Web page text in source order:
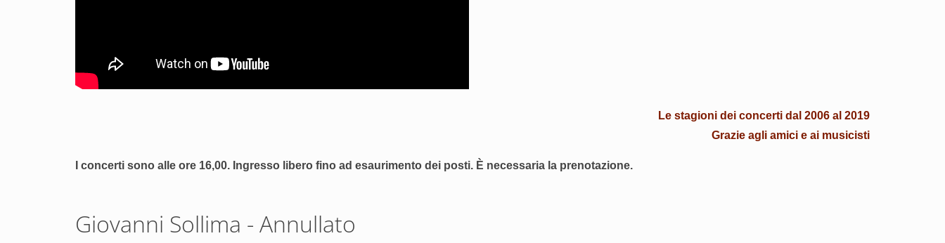
Le stagioni dei concerti dal 2006 al 2019
Grazie agli amici e ai musicisti
I concerti sono alle ore 16,00. Ingresso libero fino ad esaurimento dei posti. È necessaria la prenotazione.
Giovanni Sollima - Annullato